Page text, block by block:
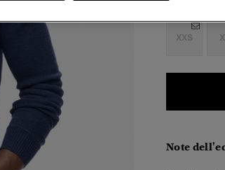
XXS
Note